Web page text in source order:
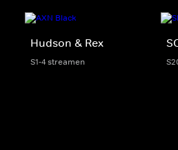
Hudson & Rex
S1-4 streamen